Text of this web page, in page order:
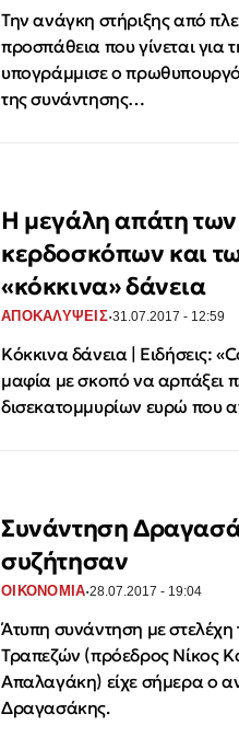
Την ανάγκη στήριξης από
προσπάθεια που γίνεται για
υπογράμμισε ο
της συνάντησης…
Η μεγάλη απάτη των
κερδοσκόπων και
«κόκκινα» δάνεια
ΑΠΟΚΑΛΥΨΕΙΣ·31.07.2017 - 12:59
Κόκκινα δάνεια | Ειδήσεις:
μαφία με σκοπό να αρπάξει
δισεκατομμυρίων ευρώ που
Συνάντηση
συζήτησαν
ΟΙΚΟΝΟΜΙΑ·28.07.2017 - 19:04
Άτυπη συνάντηση με στελέχη
Τραπεζών (πρόεδρος Νίκος
Απαλαγάκη) είχε σήμερα ο
Δραγασάκης.